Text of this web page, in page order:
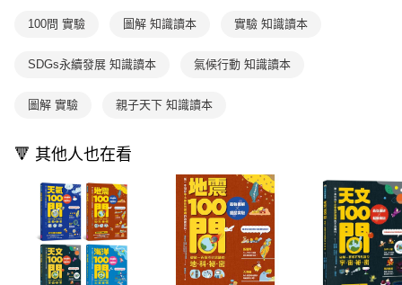
1.本服務係由「台灣大哥大股份有限公司」（以下簡稱本公司）所提供，讓
買賣價金債權讓與本公司後，依約使用本公司帳單繳交帳款。
由本公司與您本人進行分期帳單所需資料之確認、核對及更正。
ATM／網路銀行／等多元方式進行付款，方視為交易完成。
※ 請注意：結帳手續完成當下不需立刻繳費，但若您需要取消訂單，請聯絡
後付繳納相關費用。
是否繳費成功／繳費後需取消欲退款等相關疑問，請聯繫「AFTEE先享後付
客戶支援中心」
https://netprotections.freshdesk.com/support/home
【注意事項】
１．透過由恩沛科技股份有限公司提供之「AFTEE先享後付」服務完成之交
易，需依本服務之必要範圍內提供個人資料，並將交易相關給付款項請求債
權轉讓予恩沛科技股份有限公司。
２．關於個人資料處理事宜，請瀏覽以下網址：
https://aftee.tw/terms/#terms3
３．未成年的使用者請事先徵得法定代理人或監護人之同意方可使用
「AFTEE先享後付」，若未經同意申辦者引起之損失，本公司不負相關責
任。
國內宅配/郵寄 (不適用離島、海外及郵局i郵箱)
每筆NT$200
100問 實驗 圖解 知識讀本 實驗 知識讀本
SDGs永續發展 知識讀本 氣候行動 知識讀本
圖解 實驗 親子天下 知識讀本
🔻 其他人也在看